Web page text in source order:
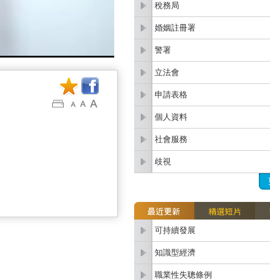
稅務局
婚姻註冊署
警署
立法會
申請表格
個人資料
社會服務
歧視
可持續發展
知識型經濟
職業性失聰條例